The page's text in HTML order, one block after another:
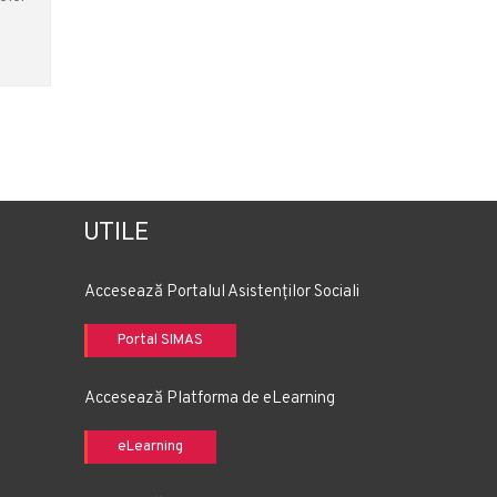
UTILE
Accesează Portalul Asistenților Sociali
Portal SIMAS
Accesează Platforma de eLearning
eLearning